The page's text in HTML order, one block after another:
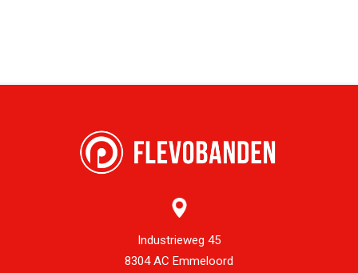
Industrieweg 45
8304 AC Emmeloord